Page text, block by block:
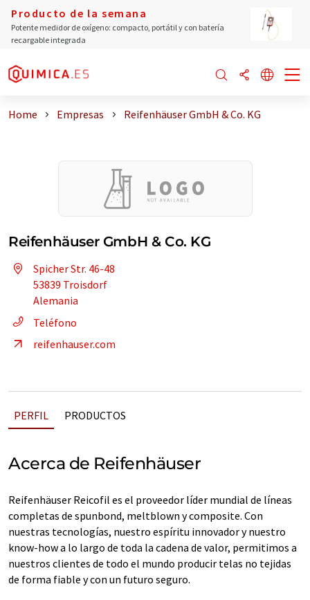
Producto de la semana
Potente medidor de oxígeno: compacto, portátil y con batería
recargable integrada
Home Empresas Reifenhäuser GmbH & Co. KG
Reifenhäuser GmbH & Co. KG
Spicher Str. 46-48
53839 Troisdorf
Alemania
Teléfono
reifenhauser.com
PERFIL PRODUCTOS
Acerca de Reifenhäuser
Reifenhäuser Reicofil es el proveedor líder mundial de líneas
completas de spunbond, meltblown y composite. Con
nuestras tecnologías, nuestro espíritu innovador y nuestro
know-how a lo largo de toda la cadena de valor, permitimos a
nuestros clientes de todo el mundo producir telas no tejidas
de forma fiable y con un futuro seguro.